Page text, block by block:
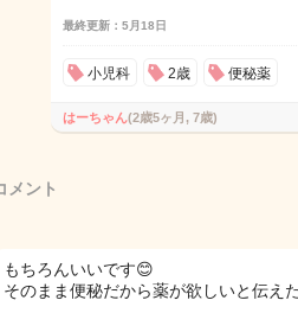
最終更新：5月18日
小児科 2歳 便秘薬
はーちゃん(2歳5ヶ月, 7歳)
メント
もちろんいいです😊
そのまま便秘だから薬が欲しいと伝え